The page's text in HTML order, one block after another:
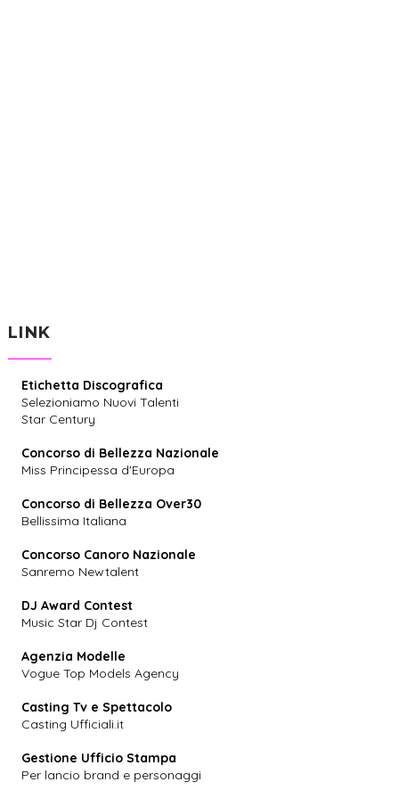
LINK
Etichetta Discografica
Selezioniamo Nuovi Talenti
Star Century
Concorso di Bellezza Nazionale
Miss Principessa d'Europa
Concorso di Bellezza Over30
Bellissima Italiana
Concorso Canoro Nazionale
Sanremo Newtalent
DJ Award Contest
Music Star Dj Contest
Agenzia Modelle
Vogue Top Models Agency
Casting Tv e Spettacolo
Casting Ufficiali.it
Gestione Ufficio Stampa
Per lancio brand e personaggi